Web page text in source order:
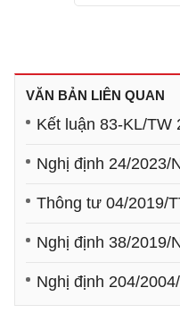
VĂN BẢN LIÊN QUAN
Kết luận 83-KL/
Nghị định 24/
Thông tư 04/2019/
Nghị định 38/
Nghị định 204/